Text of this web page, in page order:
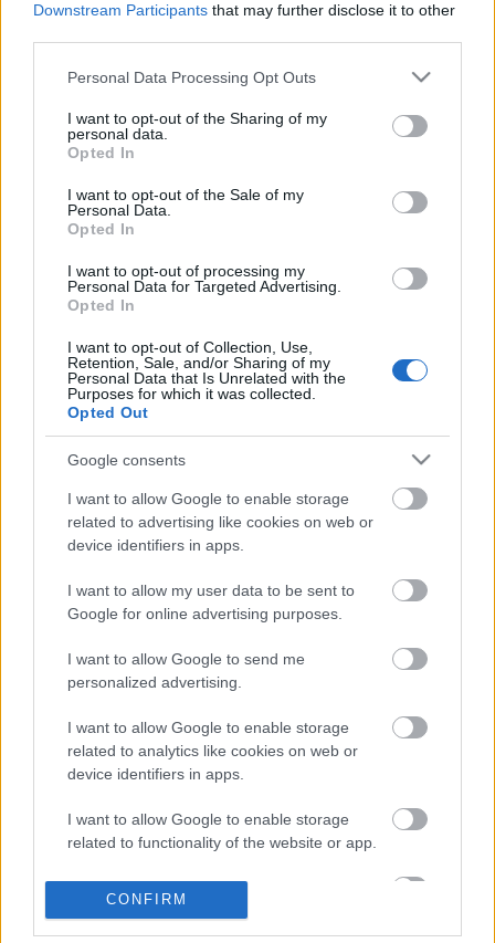
Downstream Participants that may further disclose it to other
Please note that this website/app uses one or more Google
not limited to your visit or usage behaviour. You may click to
grant or deny consent to Google and its third-party tags to
use your data for below specified purposes in below Google
consent section.
Personal Data Processing Opt Outs
I want to opt-out of the Sharing of my
personal data.
Opted In
I want to opt-out of the Sale of my
Personal Data.
Opted In
I want to opt-out of processing my
Personal Data for Targeted Advertising.
Opted In
I want to opt-out of Collection, Use,
Retention, Sale, and/or Sharing of my
Personal Data that Is Unrelated with the
Purposes for which it was collected.
Opted Out
Google consents
I want to allow Google to enable storage
related to advertising like cookies on web or
device identifiers in apps.
I want to allow my user data to be sent to
Google for online advertising purposes.
I want to allow Google to send me
personalized advertising.
I want to allow Google to enable storage
related to analytics like cookies on web or
device identifiers in apps.
I want to allow Google to enable storage
related to functionality of the website or app.
I want to allow Google to enable storage
CONFIRM
KONZÍLIUM 2.0A következő Konzílium 2.0 március
15-én jelentkezik. Témája a TERHESSÉG lesz, és az
House Budapest, Menta Egészségközpont, Kindler
MedicalMi az a Konzílium 2.0? Részletek ITT. Első
Konzílium 2.0 a…
Konzílium 2.0 - Alkohol okozta
betegségek
drHorváthTamás•2010. február 15.
az a Konzílium 2.0? Részletek ITT. Előző Konzílium
2.0 a fulladásról ITT.A mai Konzílium 2.0-áta
következő blogok adják:ElmedoktorENT House
Budapest blogKindler Medical
Zebra…
Konzílium 2.0 - Alkohol okozta
drHorváthTamás•2010. február 01.
KONZÍLIUM 2.0 A következő Konzílium 2.0 február
15-én jelentkezik. Témája az ALKOHOL OKOZTA
Elmedoktor, Mentők blog, MedIQ, ENT House
Budapest, Menta Egészségközpont, Kindler Medical,
Pepita ZebraMi az a Konzílium 2.0?…
Konzílium 2.0 - Fulladás,
fulladásérzés
drHorváthTamás•2010. január 15.